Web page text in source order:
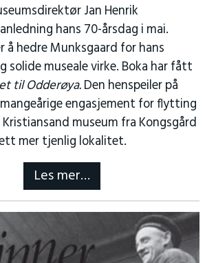
Jan Henrik
hans 70-årsdag i mai.
å hedre Munksgaard for hans
solide museale virke. Boka har fått
til Odderøya.Den henspeiler på
engasjement for flytting
museum fra Kongsgård
mer tjenlig lokalitet.
Les mer…